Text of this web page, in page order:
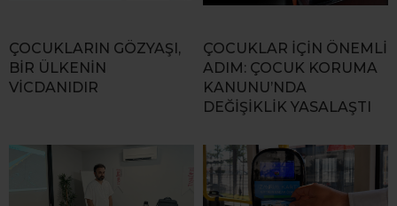
ÇOCUKLARIN GÖZYAŞI,
BİR ÜLKENİN
VİCDANIDIR
ÇOCUKLAR İÇİN ÖNEMLİ
ADIM: ÇOCUK KORUMA
KANUNU’NDA
DEĞİŞİKLİK YASALAŞTI